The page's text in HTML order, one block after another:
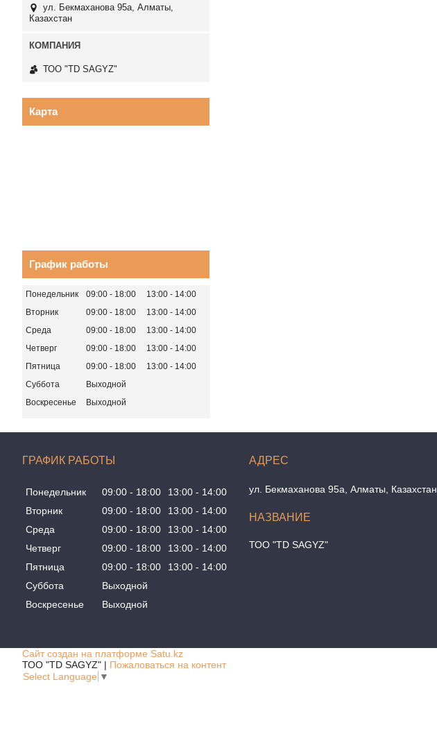
ул. Бекмаханова 95а, Алматы,
Казахстан
ТОО "TD SAGYZ"
Карта
График работы
Понедельник 09:00 18:00 13:00
14:00
Вторник
09:00 18:00 13:00
14:00
Среда
09:00 18:00 13:00
14:00
Четверг
09:00 18:00 13:00
14:00
Пятница
09:00 18:00 13:00
14:00
Суббота
Выходной
Воскресенье
Выходной
ГРАФИК РАБОТЫ
Понедельник 09:00 18:00 13:00
14:00
Вторник
09:00 18:00 13:00
14:00
Среда
09:00 18:00 13:00
14:00
Четверг
09:00 18:00 13:00
14:00
Пятница
09:00 18:00 13:00
14:00
Суббота
Выходной
Воскресенье
Выходной
ул. Бекмаханова 95а, Алматы, Казахстан
ТОО "TD SAGYZ"
Сайт создан на платформе Satu.kz
ТОО "TD SAGYZ" | Пожаловаться на контент
Select Language ▼